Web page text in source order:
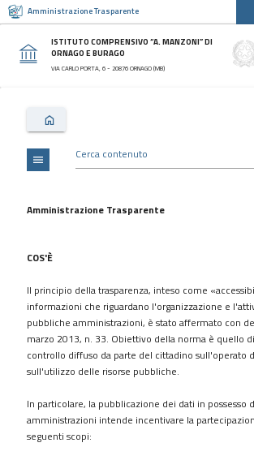
Amministrazione Trasparente
ISTITUTO COMPRENSIVO “A. MANZONI” DI
ORNAGO E BURAGO
VIA CARLO PORTA, 6 - 20876 ORNAGO (MB)
Sezioni
Disposizioni
Generali
Consulenti
collaboratori
Bandi
Performance
Enti
controllati
Attività
e
procedimenti
Controlli
sulle
menu
Amministrazione Trasparente
COS'È
Il principio della trasparenza, inteso come
informazioni che riguardano l'organizzazione e
pubbliche amministrazioni, è stato affermato con
marzo 2013, n. 33. Obiettivo della norma è quello
controllo diffuso da parte del cittadino sull'operato
sull'utilizzo delle risorse pubbliche.
In particolare, la pubblicazione dei dati in possesso
amministrazioni intende incentivare la
seguenti scopi: